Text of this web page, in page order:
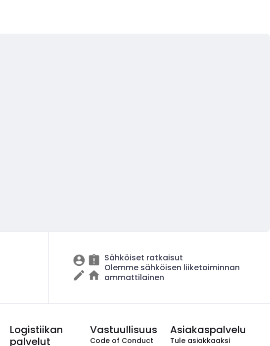
Sähköiset ratkaisut
Olemme sähköisen liiketoiminnan
ammattilainen
Logistiikan
palvelut
Vastuullisuus
Code of Conduct
Asiakaspalvelu
Tule asiakkaaksi